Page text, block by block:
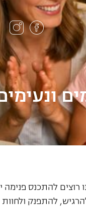
להתכנס פנימה
להתפנק